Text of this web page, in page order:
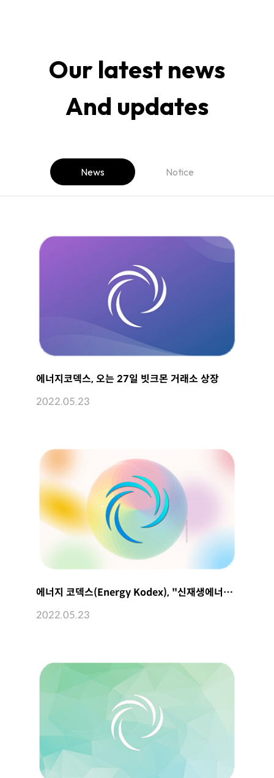
Our latest news
And updates
News Notice
에너지코덱스, 오는 27일 빗크몬 거래소 상장
2022.05.23
에너지 코덱스(Energy Kodex), "신재생에너지 프로슈머 시대 이끌 것"
2022.05.23